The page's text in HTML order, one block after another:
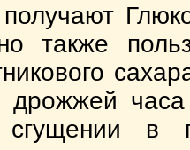
также
дрожжей
в